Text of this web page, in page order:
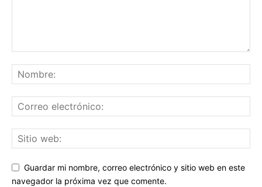
Guardar mi nombre, correo electrónico y sitio web en este
navegador la próxima vez que comente.